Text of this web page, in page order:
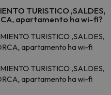
TURISTICO ,SALDES,
apartamento ha wi-fi?
TURISTICO ,SALDES,
apartamento ha wi-fi
TURISTICO ,SALDES,
apartamento ha wi-fi